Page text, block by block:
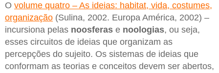
O volume quatro – As ideias: habitat, vida, costumes,
organização (Sulina, 2002. Europa América, 2002) –
incursiona pelas noosferas e noologias, ou seja,
esses circuitos de ideias que organizam as
percepções do sujeito. Os sistemas de ideias que
conformam as teorias e conceitos devem ser abertos,